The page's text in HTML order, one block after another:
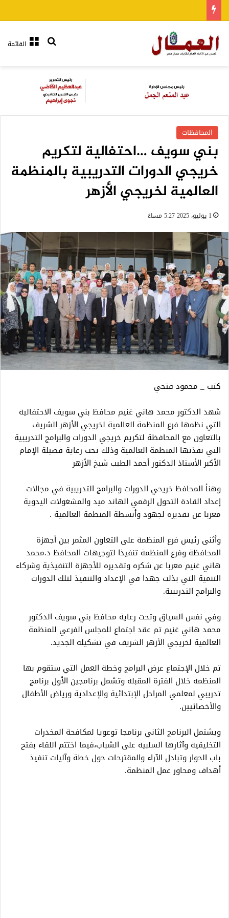
القائمةبحث عن
المحافظات
بني سويف …احتفالية لتكريم
خريجي الدورات التدريبية بالمنظمة
العالمية لخريجي الأزهر
1 يوليو، 2025 5:27 مساءً
كتب _ محمود فتحي
شهد الدكتور محمد هاني غنيم محافظ بني سويف الاحتفالية
التي نظمها فرع المنظمة العالمية لخريجي الأزهر الشريف
بالتعاون مع المحافظة لتكريم خريجي الدورات والبرامج التدريبية
التي نفذتها المنظمة العالمية وذلك تحت رعاية فضيلة الإمام
الأكبر الأستاذ الدكتور أحمد الطيب شيخ الأزهر
وهنأ المحافظ خريحي الدورات والبرامج التدريبية في مجالات
إعداد القادة التحول الرقمي الهاند ميد والمشغولات اليدوية
معربا عن تقديره لجهود وأنشطة المنظمة العالمية .
وأثنى رئيس فرع المنظمة على التعاون المثمر بين أجهزة
المحافظة وفرع المنظمة تنفيذا لتوجيهات المحافظ د.محمد
هاني غنيم معربا عن شكره وتقديره للأجهزة التنفيذية وشركاء
التنمية التي بذلت جهدا في الإعداد والتنفيذ لتلك الدورات
والبرامج التدريبية.
وفي نفس السياق وتحت رعاية محافظ بني سويف الدكتور
محمد هاني غنيم تم عقد اجتماع للمجلس الفرعي للمنظمة
العالمية لخريجي الأزهر الشريف في تشكيله الجديد.
تم خلال الإجتماع عرض البرامج وخطة العمل التي ستقوم بها
المنظمة خلال الفترة المقبلة وتشمل برنامجين الأول برنامج
تدريبي لمعلمي المراحل الإبتدائية والإعدادية ورياض الأطفال
والأخصائيين.
ويشتمل البرنامج الثاني برنامجا توعويا لمكافحة المخدرات
التخليقية وآثارها السلبية على الشباب،فيما اختتم اللقاء بفتح
باب الحوار وتبادل الآراء والمقترحات حول خطة وآليات تنفيذ
أهداف ومحاور عمل المنظمة.